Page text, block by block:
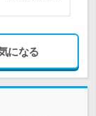
になる